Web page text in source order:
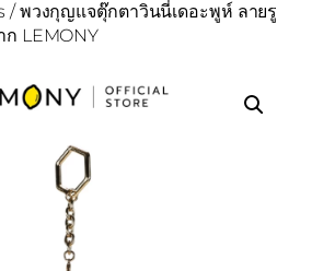
/ พวงกุญแจตุ๊กตาวินนี่เดอะพูห์ ลายรู
ก LEMONY